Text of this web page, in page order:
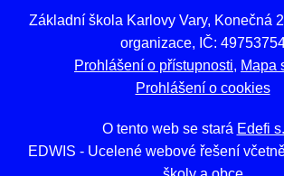
Základní škola Karlovy Vary, Konečná
organizace, IČ:
Prohlášení o přístupnosti
Mapa
Prohlášení o cookies
O tento web se stará Edefi
EDWIS - Ucelené webové řešení